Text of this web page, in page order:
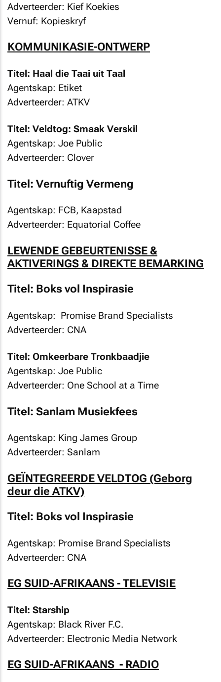
Adverteerder: Kief Koekies
Vernuf: Kopieskryf
KOMMUNIKASIE-ONTWERP
Titel: Haal die Taai uit Taal
Agentskap: Etiket
Adverteerder: ATKV
Titel: Veldtog: Smaak Verskil
Agentskap: Joe Public
Adverteerder: Clover
Titel: Vernuftig Vermeng
Agentskap: FCB, Kaapstad
Adverteerder: Equatorial Coffee
LEWENDE GEBEURTENISSE &
AKTIVERINGS & DIREKTE BEMARKING
Titel: Boks vol Inspirasie
Agentskap: Promise Brand Specialists
Adverteerder: CNA
Titel: Omkeerbare Tronkbaadjie
Agentskap: Joe Public
Adverteerder: One School at a Time
Titel: Sanlam Musiekfees
Agentskap: King James Group
Adverteerder: Sanlam
GEÏNTEGREERDE VELDTOG (Geborg
deur die ATKV)
Titel: Boks vol Inspirasie
Agentskap: Promise Brand Specialists
Adverteerder: CNA
EG SUID-AFRIKAANS - TELEVISIE
Titel: Starship
Agentskap: Black River F.C.
Adverteerder: Electronic Media Network
EG SUID-AFRIKAANS - RADIO